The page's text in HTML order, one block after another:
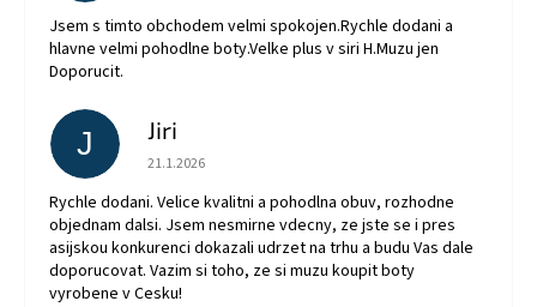
Jsem s timto obchodem velmi spokojen.Rychle dodani a
hlavne velmi pohodlne boty.Velke plus v siri H.Muzu jen
Doporucit.
J Jiri
Hodnocení obchodu je 5 z 5 hvězdiček.
21.1.2026
Rychle dodani. Velice kvalitni a pohodlna obuv, rozhodne
objednam dalsi. Jsem nesmirne vdecny, ze jste se i pres
asijskou konkurenci dokazali udrzet na trhu a budu Vas dale
doporucovat. Vazim si toho, ze si muzu koupit boty
vyrobene v Cesku!